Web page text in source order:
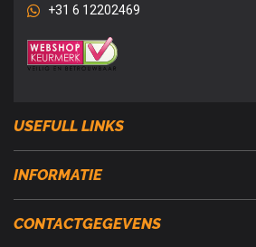
+31 6 12202469
USEFULL LINKS
INFORMATIE
CONTACTGEGEVENS